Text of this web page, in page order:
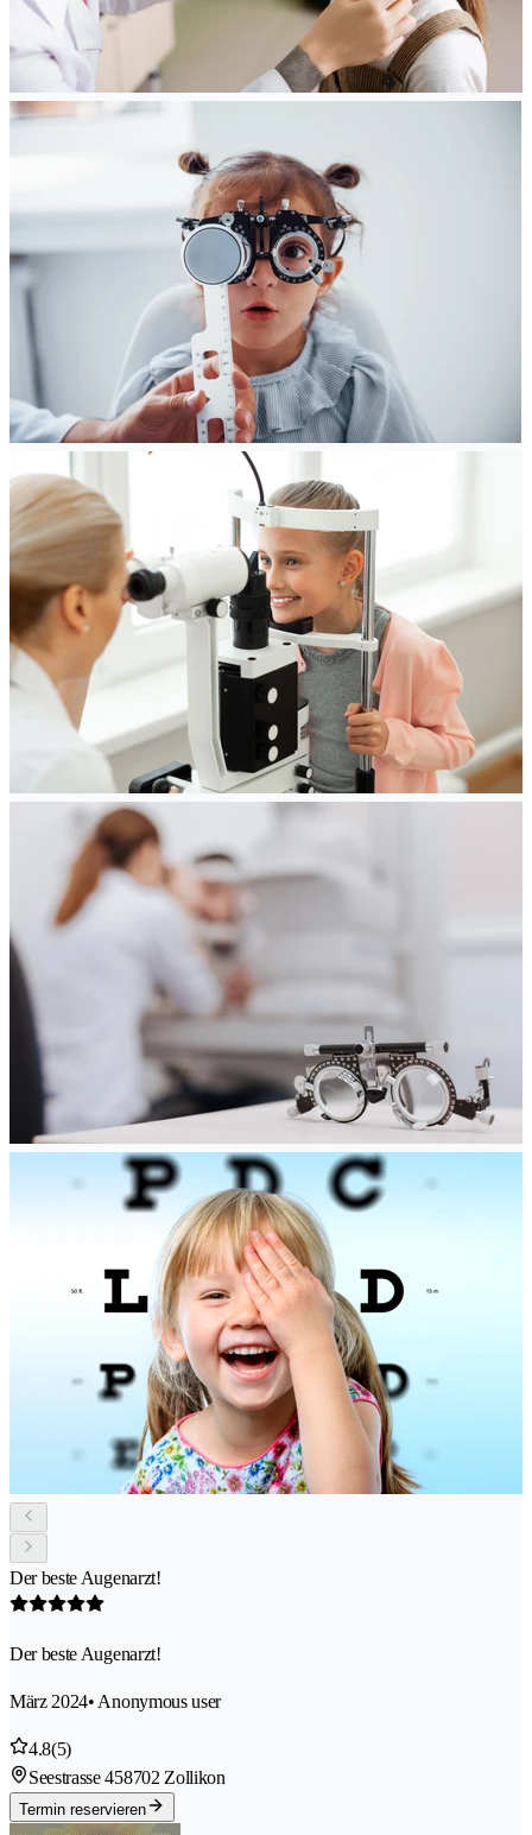
Der beste Augenarzt!
Der beste Augenarzt!
März 2024• Anonymous user
4.8(5)
Seestrasse 458702 Zollikon
Termin reservieren